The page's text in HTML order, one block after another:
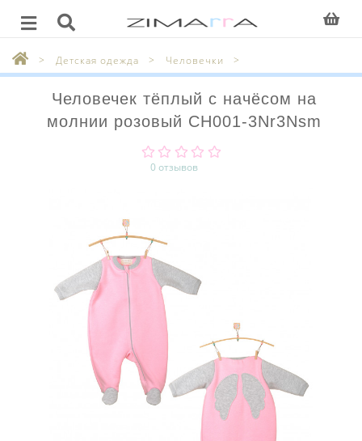
Детская одежда Человечки
Человечек тёплый с начёсом на
молнии розовый CH001-3Nr3Nsm
0 отзывов